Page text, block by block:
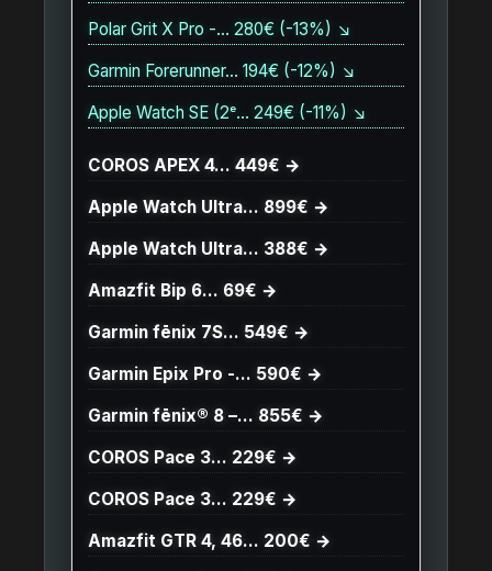
Polar Grit X Pro -… 280€ (-13%) ↘
Garmin Forerunner… 194€ (-12%) ↘
Apple Watch SE (2ᵉ… 249€ (-11%) ↘
COROS APEX 4… 449€ →
Apple Watch Ultra… 899€ →
Apple Watch Ultra… 388€ →
Amazfit Bip 6… 69€ →
Garmin fēnix 7S… 549€ →
Garmin Epix Pro -… 590€ →
Garmin fēnix® 8 –… 855€ →
COROS Pace 3… 229€ →
COROS Pace 3… 229€ →
Amazfit GTR 4, 46… 200€ →